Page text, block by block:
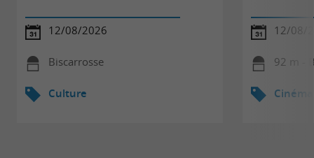
12/08/2026
Biscarrosse
Culture
12/08/
92 m -
Cinéma